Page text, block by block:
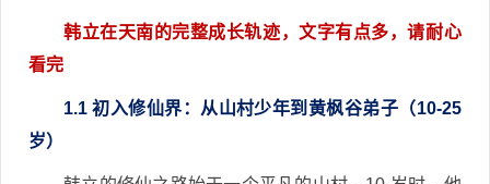
韩立在天南的完整成长轨迹，文字有点多，请耐心
看完
1.1 初入修仙界：从山村少年到黄枫谷弟子（10-25
岁）